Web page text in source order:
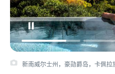
新南威尔士州，豪勋爵岛，卡佩